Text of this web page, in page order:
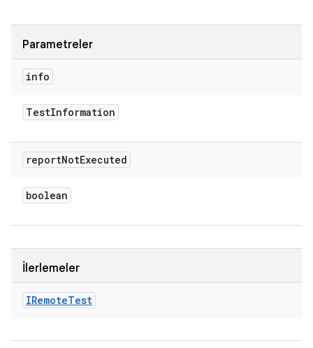
Parametreler
info
TestInformation
reportNotExecuted
boolean
İlerlemeler
IRemoteTest